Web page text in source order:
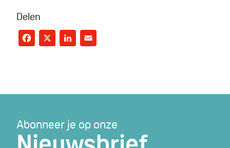
Delen
Facebook
X LinkedIn
Abonneer je op onze